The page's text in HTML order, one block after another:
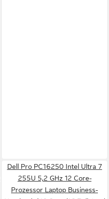
Dell Pro PC16250 Intel Ultra 7
255U 5,2 GHz 12 Core-
Prozessor Laptop Business-